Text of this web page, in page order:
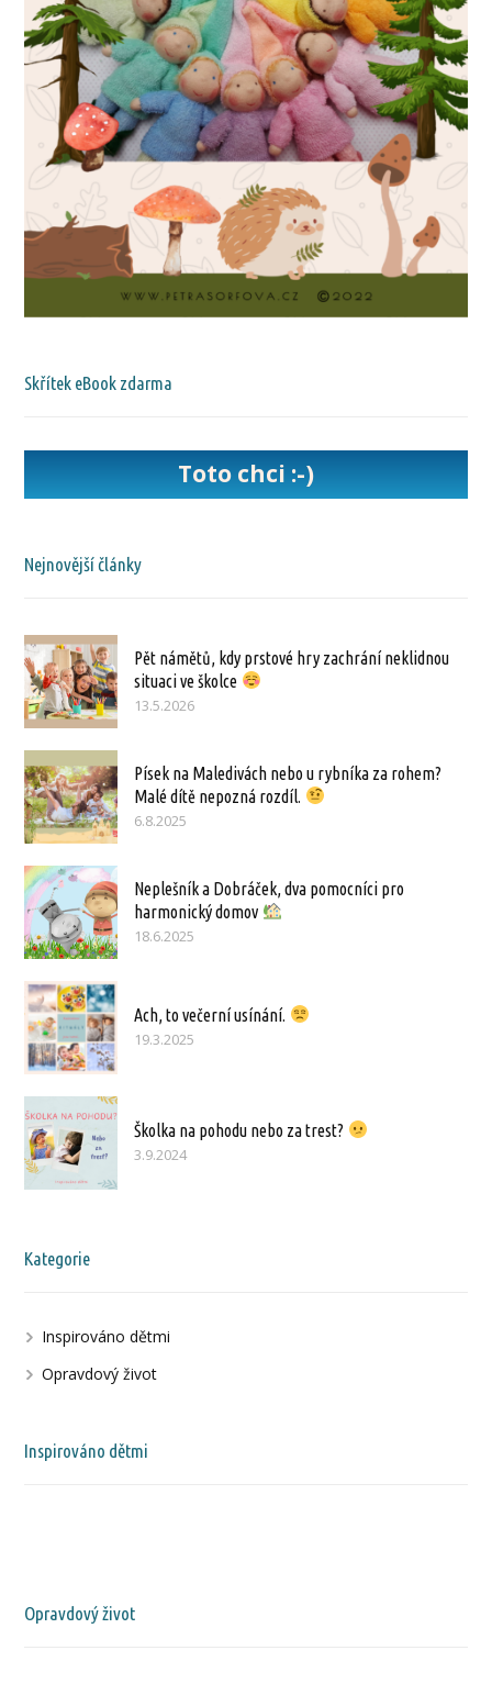
Skřítek eBook zdarma
Toto chci :-)
Nejnovější články
Pět námětů, kdy prstové hry zachrání neklidnou
situaci ve školce
13.5.2026
Písek na Maledivách nebo u rybníka za rohem?
Malé dítě nepozná rozdíl.
6.8.2025
Neplešník a Dobráček, dva pomocníci pro
harmonický domov
18.6.2025
Ach, to večerní usínání.
19.3.2025
Školka na pohodu nebo za trest?
3.9.2024
Kategorie
Inspirováno dětmi
Opravdový život
Inspirováno dětmi
Opravdový život